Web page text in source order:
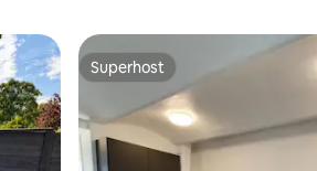
Superhost
Superhost